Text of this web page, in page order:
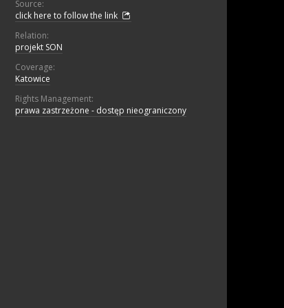
Source:
click here to follow the link
Relation:
projekt SON
Coverage:
Katowice
Rights Management:
prawa zastrzeżone - dostęp nieograniczony